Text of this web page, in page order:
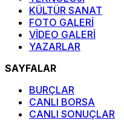
KÜLTÜR SANAT
FOTO GALERİ
VİDEO GALERİ
YAZARLAR
SAYFALAR
BURÇLAR
CANLI BORSA
CANLI SONUÇLAR